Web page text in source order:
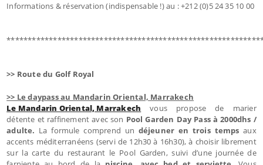
Informations & réservation (indispensable !) au : +212 (0)5 24 35 10 00
>> Route du Golf Royal
>> Le daypass au Mandarin Oriental, Marrakech
Le Mandarin Oriental, Marrakech vous propose de marier
détente et raffinement avec son Pool Garden Day Pass à 2000dhs /
adulte. La formule comprend un déjeuner en trois temps aux
accents méditerranéens (servi de 12h30 à 16h30), à choisir librement
sur la carte du restaurant le Pool Garden, suivi d’une journée de